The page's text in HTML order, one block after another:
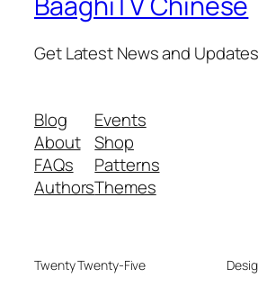
Get Latest News and
Blog
About
FAQs
Authors
Events
Shop
Patterns
Themes
Twenty Twenty-Five